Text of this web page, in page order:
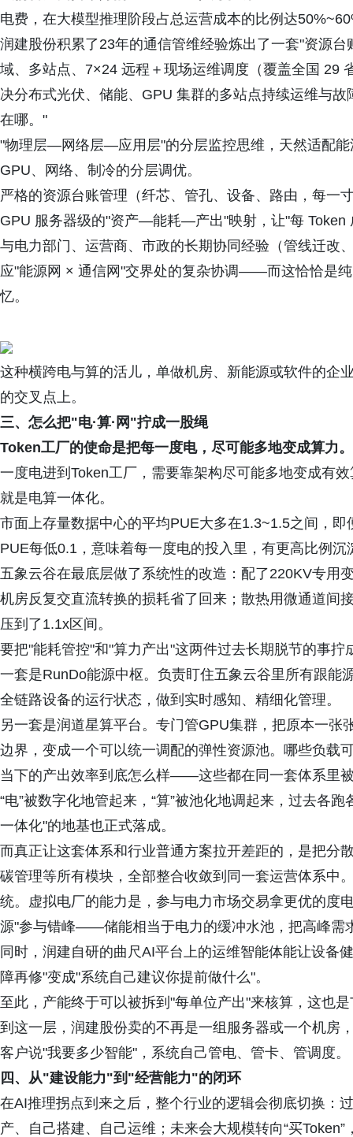
电费，在大模型推理阶段占总运营成本的比例达
润建股份积累了23年的通信管维经验炼出了一套"资源
域、多站点、7×24 远程＋现场运维调度（覆盖全国 29
决分布式光伏、储能、GPU 集群的多站点持续运维与
在哪。"
"物理层—网络层—应用层"的分层监控思维，天然适配
GPU、网络、制冷的分层调优。
严格的资源台账管理（纤芯、管孔、设备、路由，每一
GPU 服务器级的"资产—能耗—产出"映射，让"每 Token
与电力部门、运营商、市政的长期协同经验（管线迁
应"能源网 × 通信网"交界处的复杂协调——而这恰恰是
忆。
这种横跨电与算的活儿，单做机房、新能源或软件的企
的交叉点上。
三、怎么把"电·算·网"拧成一股绳
Token工厂的使命是把每一度电，尽可能多地变成算力。
一度电进到Token工厂，需要靠架构尽可能多地变成有
就是电算一体化。
市面上存量数据中心的平均PUE大多在1.3~1.5之间，
PUE每低0.1，意味着每一度电的投入里，有更高比例沉
五象云谷在最底层做了系统性的改造：配了220KV专用
机房反复交直流转换的损耗省了回来；散热用微通道间
压到了1.1x区间。
要把"能耗管控"和"算力产出"这两件过去长期脱节的事
一套是RunDo能源中枢。负责盯住五象云谷里所有跟
全链路设备的运行状态，做到实时感知、精细化管理。
另一套是润道星算平台。专门管GPU集群，把原本一
边界，变成一个可以统一调配的弹性资源池。哪些负载
当下的产出效率到底怎么样——这些都在同一套体系里
“电”被数字化地管起来，“算”被池化地调起来，过去各
一体化"的地基也正式落成。
而真正让这套体系和行业普通方案拉开差距的，是把分
碳管理等所有模块，全部整合收敛到同一套运营体系中
统。虚拟电厂的能力是，参与电力市场交易拿更优的度
源"参与错峰——储能相当于电力的缓冲水池，把高峰需
同时，润建自研的曲尺AI平台上的运维智能体能让设备
障再修"变成"系统自己建议你提前做什么"。
至此，产能终于可以被拆到"每单位产出"来核算，这也
到这一层，润建股份卖的不再是一组服务器或一个机房
客户说"我要多少智能"，系统自己管电、管卡、管调度。
四、从"建设能力"到"经营能力"的闭环
在AI推理拐点到来之后，整个行业的逻辑会彻底切换：
产、自己搭建、自己运维；未来会大规模转向“买